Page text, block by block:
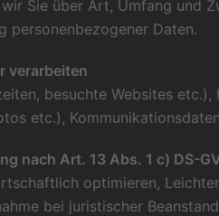
Sie über Art, Umfang und
personenbezogener Daten.
verarbeiten
besuchte Websites etc.),
etc.),
nach Art. 13 Abs. 1 c) DS-
optimieren,
bei juristischer